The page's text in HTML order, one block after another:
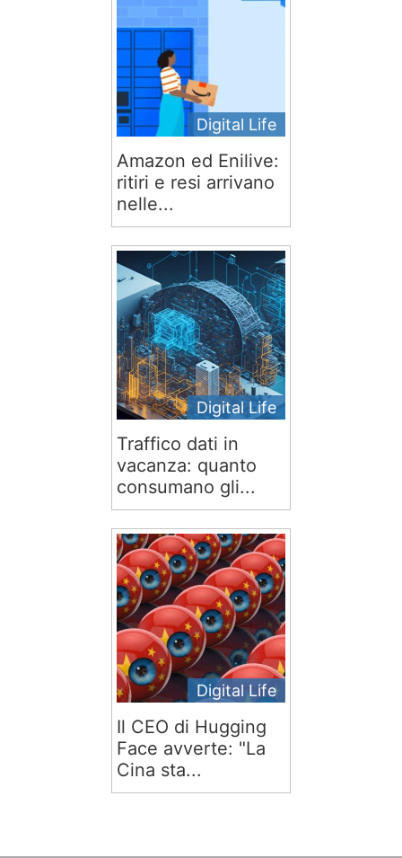
Digital Life
Amazon ed Enilive:
ritiri e resi arrivano
nelle...
Digital Life
Traffico dati in
vacanza: quanto
consumano gli...
Digital Life
Il CEO di Hugging
Face avverte: "La
Cina sta...